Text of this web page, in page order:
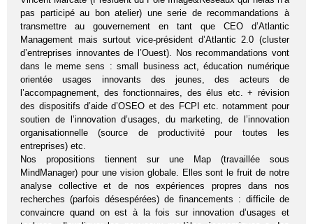
pas participé au bon atelier) une serie de recommandations à
transmettre au gouvernement en tant que CEO d’Atlantic
Management mais surtout vice-président d’Atlantic 2.0 (cluster
d’entreprises innovantes de l’Ouest). Nos recommandations vont
dans le meme sens : small business act, éducation numérique
orientée usages innovants des jeunes, des acteurs de
l’accompagnement, des fonctionnaires, des élus etc. + révision
des dispositifs d’aide d’OSEO et des FCPI etc. notamment pour
soutien de l’innovation d’usages, du marketing, de l’innovation
organisationnelle (source de productivité pour toutes les
entreprises) etc.
Nos propositions tiennent sur une Map (travaillée sous
MindManager) pour une vision globale. Elles sont le fruit de notre
analyse collective et de nos expériences propres dans nos
recherches (parfois désespérées) de financements : difficile de
convaincre quand on est à la fois sur innovation d’usages et